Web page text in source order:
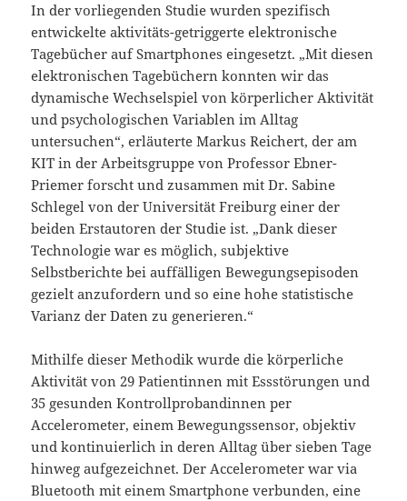
In der vorliegenden Studie wurden spezifisch
entwickelte aktivitäts-getriggerte elektronische
Tagebücher auf Smartphones eingesetzt. „Mit diesen
elektronischen Tagebüchern konnten wir das
dynamische Wechselspiel von körperlicher Aktivität
und psychologischen Variablen im Alltag
untersuchen“, erläuterte Markus Reichert, der am
KIT in der Arbeitsgruppe von Professor Ebner-
Priemer forscht und zusammen mit Dr. Sabine
Schlegel von der Universität Freiburg einer der
beiden Erstautoren der Studie ist. „Dank dieser
Technologie war es möglich, subjektive
Selbstberichte bei auffälligen Bewegungsepisoden
gezielt anzufordern und so eine hohe statistische
Varianz der Daten zu generieren.“
Mithilfe dieser Methodik wurde die körperliche
Aktivität von 29 Patientinnen mit Essstörungen und
35 gesunden Kontrollprobandinnen per
Accelerometer, einem Bewegungssensor, objektiv
und kontinuierlich in deren Alltag über sieben Tage
hinweg aufgezeichnet. Der Accelerometer war via
Bluetooth mit einem Smartphone verbunden, eine